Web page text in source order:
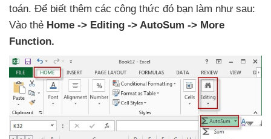
toán. Để biết thêm các công thức đó bạn làm như sau:
Vào thẻ Home -> Editing -> AutoSum -> More
Function.